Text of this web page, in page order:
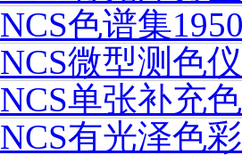
NCS色谱集
NCS微型测色
NCS单张补充
NCS有光泽色